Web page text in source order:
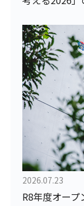
2026.07.23
R8年度オー